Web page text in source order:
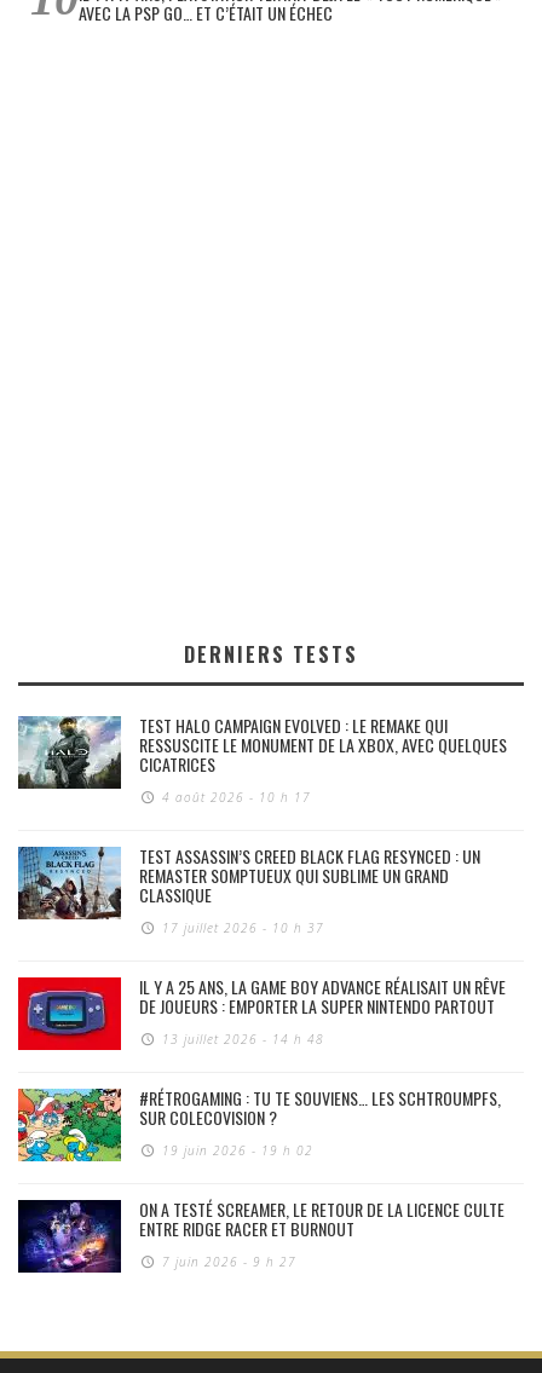
AVEC LA PSP GO… ET C’ÉTAIT UN ÉCHEC
DERNIERS TESTS
TEST HALO CAMPAIGN EVOLVED : LE REMAKE QUI
RESSUSCITE LE MONUMENT DE LA XBOX, AVEC QUELQUES
CICATRICES
4 août 2026 - 10 h 17
TEST ASSASSIN’S CREED BLACK FLAG RESYNCED : UN
REMASTER SOMPTUEUX QUI SUBLIME UN GRAND
CLASSIQUE
17 juillet 2026 - 10 h 37
IL Y A 25 ANS, LA GAME BOY ADVANCE RÉALISAIT UN RÊVE
DE JOUEURS : EMPORTER LA SUPER NINTENDO PARTOUT
13 juillet 2026 - 14 h 48
#RÉTROGAMING : TU TE SOUVIENS… LES SCHTROUMPFS,
SUR COLECOVISION ?
19 juin 2026 - 19 h 02
ON A TESTÉ SCREAMER, LE RETOUR DE LA LICENCE CULTE
ENTRE RIDGE RACER ET BURNOUT
7 juin 2026 - 9 h 27